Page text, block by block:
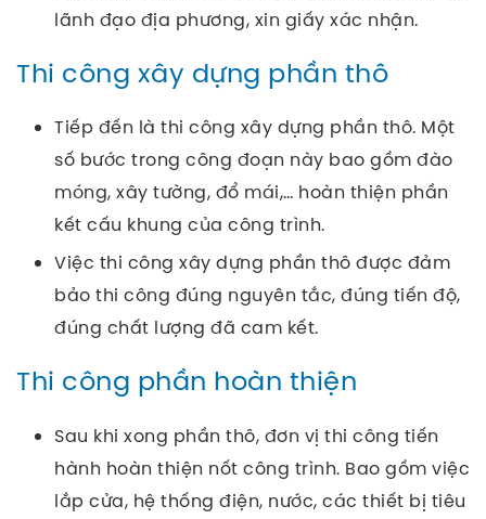
lãnh đạo địa phương, xin giấy xác nhận.
Thi công xây dựng phần thô
Tiếp đến là thi công xây dựng phần thô. Một
số bước trong công đoạn này bao gồm đào
móng, xây tường, đổ mái,… hoàn thiện phần
kết cấu khung của công trình.
Việc thi công xây dựng phần thô được đảm
bảo thi công đúng nguyên tắc, đúng tiến độ,
đúng chất lượng đã cam kết.
Thi công phần hoàn thiện
Sau khi xong phần thô, đơn vị thi công tiến
hành hoàn thiện nốt công trình. Bao gồm việc
lắp cửa, hệ thống điện, nước, các thiết bị tiêu